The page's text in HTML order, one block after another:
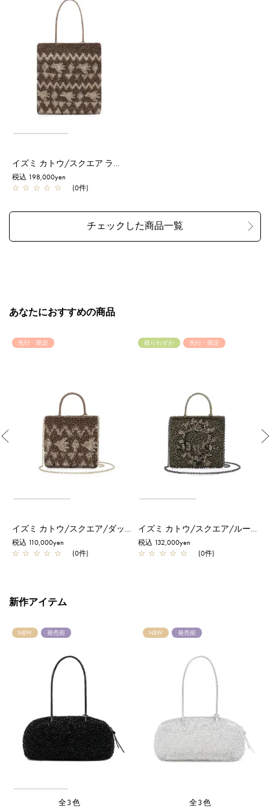
税込 198,000yen
☆ ☆ ☆ ☆ ☆ (0件)
あなたにおすすめの商品
先行・限定
イズミ カトウ/スクエア/ダック/エナメルファンゴカーキ
税込 110,000yen
☆ ☆ ☆ ☆ ☆ (0件)
残りわずか 先行・限定
イズミ カトウ/スクエア/ルーレックス/マットオリーブ
税込 132,000yen
☆ ☆ ☆ ☆ ☆ (0件)
新作アイテム
NEW 発売前
全3色
NEW 発売前
全3色